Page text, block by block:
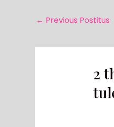
← Previous Postitus
2